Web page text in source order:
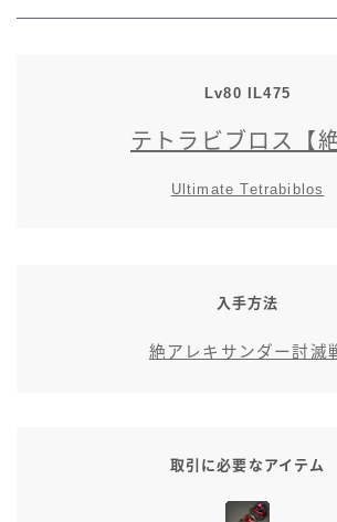
七分丈
極シタデル・ボズヤ追憶戦
Lv80 IL475
テトラビブロス【絶
Ultimate Tetrabiblos
入手方法
絶アレキサンダー討滅
取引に必要なアイテム